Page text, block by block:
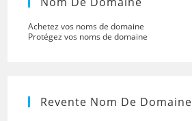
Achetez vos noms de domaine
Protégez vos noms de domaine
Revente Nom De Domaine